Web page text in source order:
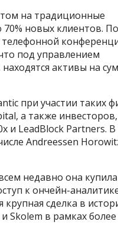
на традиционные
новых клиентов.
под управлением
активы на
при участии таких
а также инвесторов,
и LeadBlock Partners. В
Andreessen
недавно она
к ончейн-
сделка в
Skolem в рамках более